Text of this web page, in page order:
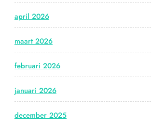
april 2026
maart 2026
februari 2026
januari 2026
december 2025